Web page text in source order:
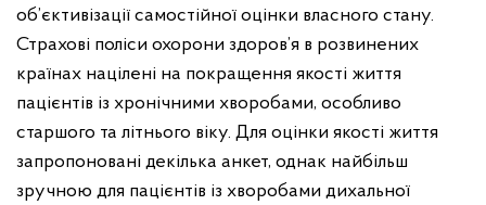
об’єктивізації самостійної оцінки власного стану.
Страхові поліси охорони здоров’я в розвинених
країнах націлені на покращення якості життя
пацієнтів із хронічними хворобами, особливо
старшого та літнього віку. Для оцінки якості життя
запропоновані декілька анкет, однак найбільш
зручною для пацієнтів із хворобами дихальної